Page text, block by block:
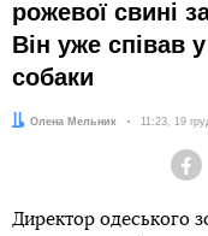
рожевої свині
Він уже співав
собаки
Автор:
Олена Мельник Дата:
11:23, 19
Директор одеського